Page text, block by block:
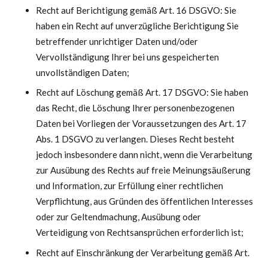
Recht auf Berichtigung gemäß Art. 16 DSGVO: Sie
haben ein Recht auf unverzügliche Berichtigung Sie
betreffender unrichtiger Daten und/oder
Vervollständigung Ihrer bei uns gespeicherten
unvollständigen Daten;
Recht auf Löschung gemäß Art. 17 DSGVO: Sie haben
das Recht, die Löschung Ihrer personenbezogenen
Daten bei Vorliegen der Voraussetzungen des Art. 17
Abs. 1 DSGVO zu verlangen. Dieses Recht besteht
jedoch insbesondere dann nicht, wenn die Verarbeitung
zur Ausübung des Rechts auf freie Meinungsäußerung
und Information, zur Erfüllung einer rechtlichen
Verpflichtung, aus Gründen des öffentlichen Interesses
oder zur Geltendmachung, Ausübung oder
Verteidigung von Rechtsansprüchen erforderlich ist;
Recht auf Einschränkung der Verarbeitung gemäß Art.